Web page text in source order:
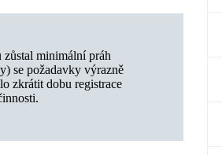
zůstal minimální práh
se požadavky výrazně
zkrátit dobu registrace